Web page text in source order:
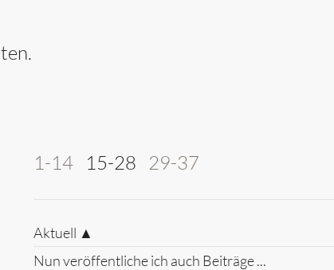
1-14 15-28 29-37
Aktuell ▲
Nun veröffentliche ich auch Beiträge ...